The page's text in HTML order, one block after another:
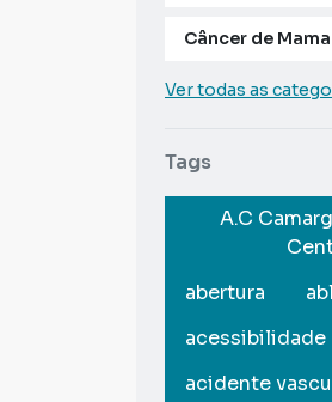
Câncer de Mama
Ver todas as
Tags
A.C
abertura
acessibilidade
acidente